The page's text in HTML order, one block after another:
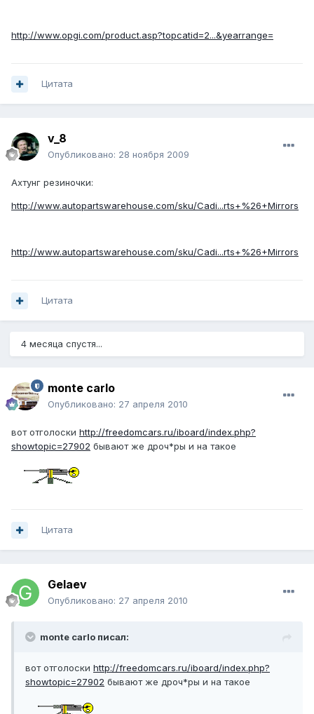
http://www.opgi.com/product.asp?topcatid=2...&yearrange=
Цитата
v_8
Опубликовано: 28 ноября 2009
Ахтунг резиночки:
http://www.autopartswarehouse.com/sku/Cadi...rts+%26+Mirrors
http://www.autopartswarehouse.com/sku/Cadi...rts+%26+Mirrors
Цитата
4 месяца спустя...
monte carlo
Опубликовано: 27 апреля 2010
вот отголоски http://freedomcars.ru/iboard/index.php?
showtopic=27902 бывают же дроч*ры и на такое
Цитата
Gelaev
Опубликовано: 27 апреля 2010
monte carlo писал:
вот отголоски http://freedomcars.ru/iboard/index.php?
showtopic=27902 бывают же дроч*ры и на такое